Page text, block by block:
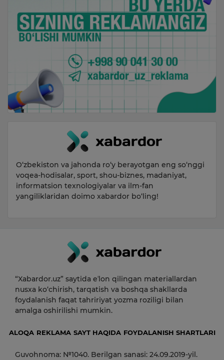
O‘zbekiston va jahonda ro‘y berayotgan eng so‘nggi
voqea-hodisalar, sport, shou-biznes, madaniyat,
informatsion texnologiyalar va ilm-fan
yangiliklaridan doimo xabardor bo‘ling!
“Xabardor.uz” saytida eʼlon qilingan materiallardan
nusxa ko‘chirish, tarqatish va boshqa shakllarda
foydalanish faqat tahririyat yozma roziligi bilan
amalga oshirilishi mumkin.
ALOQA REKLAMA SAYT HAQIDA FOYDALANISH SHARTLARI
Guvohnoma: №1040. Berilgan sanasi: 24.09.2019-yil.